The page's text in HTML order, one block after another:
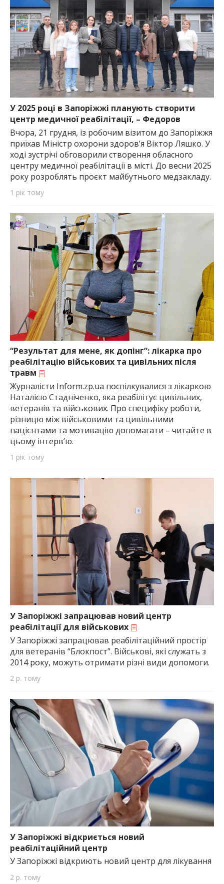
У 2025 році в Запоріжжі планують створити
центр медичної реабілітації, – Федоров
Вчора, 21 грудня, із робочим візитом до Запоріжжя
приїхав Міністр охорони здоровʼя Віктор Ляшко. У
ході зустрічі обговорили створення обласного
центру медичної реабілітації в місті. До весни 2025
року розроблять проєкт майбутнього медзакладу.
1 рік тому
“Результат для мене, як допінг”: лікарка про
реабілітацію військових та цивільних після
травм
Журналісти Inform.zp.ua поспілкувалися з лікаркою
Наталією Стадніченко, яка реабілітує цивільних,
ветеранів та військових. Про специфіку роботи,
різницю між військовими та цивільними
пацієнтами та мотивацію допомагати – читайте в
цьому інтерв’ю.
1 рік тому
У Запоріжжі запрацював новий центр
реабілітації для військових
У Запоріжжі запрацював реабілітаційний простір
для ветеранів “Блокпост”. Військові, які служать з
2014 року, можуть отримати різні види допомоги.
2 р. тому
У Запоріжжі відкриється новий
реабілітаційний центр
У Запоріжжі відкриють новий центр для лікування
2 р. тому